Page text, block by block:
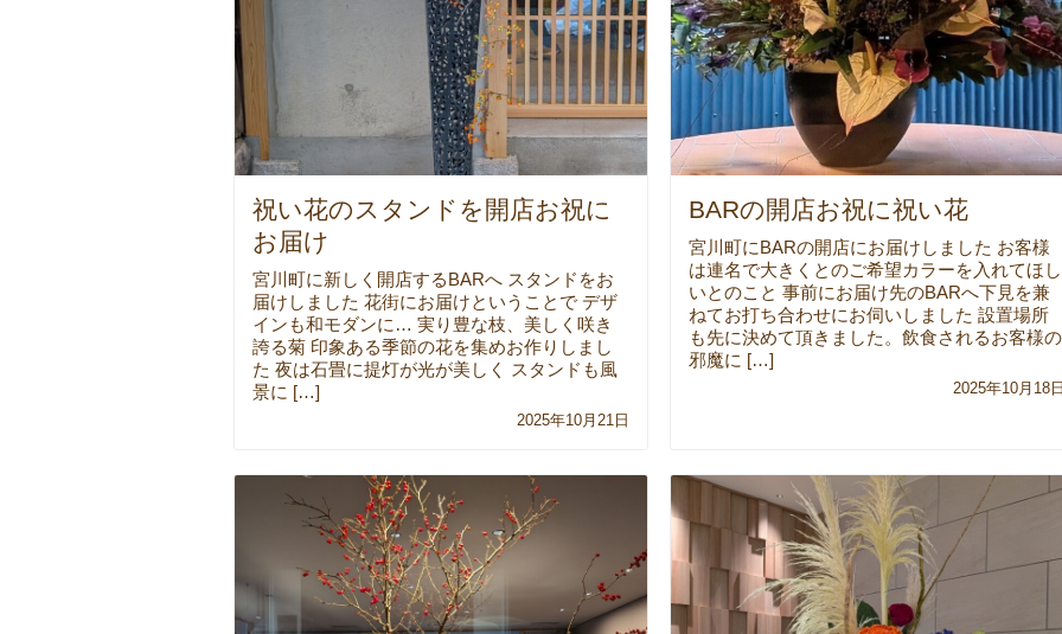
祝い花のスタンドを開店お祝に
お届け
宮川町に新しく開店するBARへ スタンドをお
届けしました 花街にお届けということで デザ
インも和モダンに… 実り豊な枝、美しく咲き
誇る菊 印象ある季節の花を集めお作りしまし
た 夜は石畳に提灯が光が美しく スタンドも風
景に […]
2025年10月21日
BARの開店お祝に祝い花
宮川町にBARの開店にお届けしました お客様
は連名で大きくとのご希望カラーを入れてほし
いとのこと 事前にお届け先のBARへ下見を兼
ねてお打ち合わせにお伺いしました 設置場所
も先に決めて頂きました。飲食されるお客様の
邪魔に […]
2025年10月18